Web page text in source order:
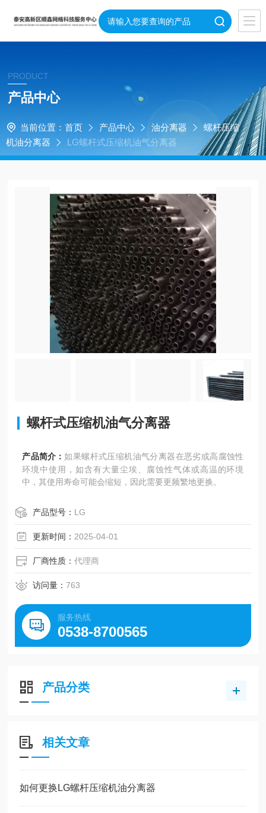
PRODUCT
产品中心
当前位置： 首页 产品中心 油分离器
螺杆压缩
机油分离器
LG螺杆式压缩机油气分离器
螺杆式压缩机油气分离器
产品简介：如果螺杆式压缩机油气分离器在恶劣或高腐蚀性
环境中使用，如含有大量尘埃、腐蚀性气体或高温的环境
中，其使用寿命可能会缩短，因此需要更频繁地更换。
产品型号： LG
更新时间： 2025-04-01
厂商性质：代理商
访问量：763
服务热线
0538-8700565
产品分类
相关文章
如何更换LG螺杆压缩机油分离器